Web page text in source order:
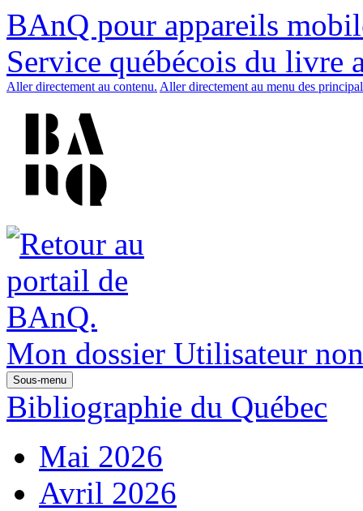
BAnQ pour appareils
Service québécois du livre
Aller directement au contenu. Aller directement au menu des
Mon dossier Utilisateur
Sous-menu
Bibliographie du Québec
Mai 2026
Avril 2026